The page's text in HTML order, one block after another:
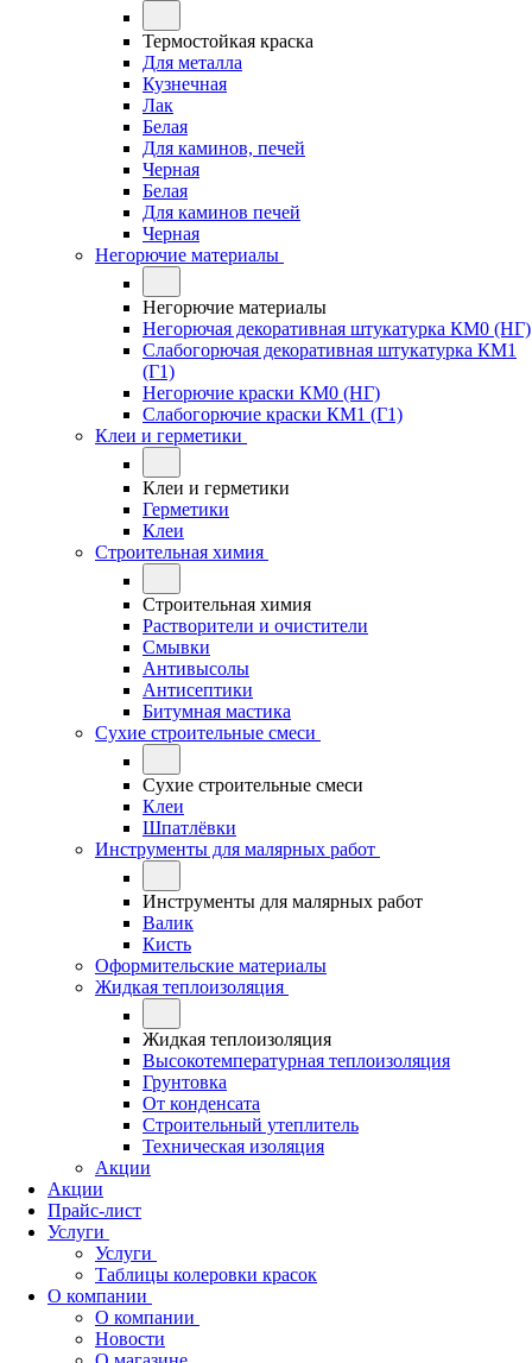
Термостойкая краска
Для металла
Кузнечная
Лак
Белая
Для каминов, печей
Черная
Белая
Для каминов печей
Черная
Негорючие материалы
Негорючие материалы
Негорючая декоративная штукатурка КМ0 (НГ)
Слабогорючая декоративная штукатурка КМ1
(Г1)
Негорючие краски КМ0 (НГ)
Слабогорючие краски КМ1 (Г1)
Клеи и герметики
Клеи и герметики
Герметики
Клеи
Строительная химия
Строительная химия
Растворители и очистители
Смывки
Антивысолы
Антисептики
Битумная мастика
Сухие строительные смеси
Сухие строительные смеси
Клеи
Шпатлёвки
Инструменты для малярных работ
Инструменты для малярных работ
Валик
Кисть
Оформительские материалы
Жидкая теплоизоляция
Жидкая теплоизоляция
Высокотемпературная теплоизоляция
Грунтовка
От конденсата
Строительный утеплитель
Техническая изоляция
Акции
Акции
Прайс-лист
Услуги
Услуги
Таблицы колеровки красок
О компании
О компании
Новости